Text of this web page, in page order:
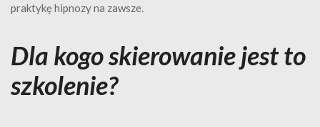
praktykę hipnozy na zawsze.
Dla kogo skierowanie jest to
szkolenie?